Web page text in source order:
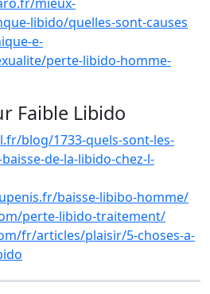
libido/quelles-sont-causes
e-
perte-libido-homme-
Faible Libido
blog/1733-quels-sont-les-
de-la-libido-chez-l-
baisse-libibo-homme/
perte-libido-traitement/
fr/articles/plaisir/5-choses-a-